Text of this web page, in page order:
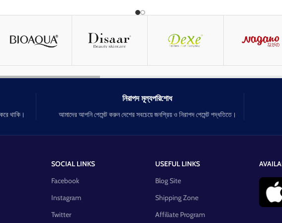
ফর্সা ও উজ্জ্বল করে।
সুর্যের ক্ষতিকারক রশ্নি থেকে ত্বককে বাচায়।
ত্বক কে করবে লাবণ্যময়।
থাকি।
নিরাপদ মূল্যপরিশোধ
আমাদের আপনি পেমেন্ট করুন দেশের সবচেয়ে জনপ্রিয় ও নিরাপদ পেমেন্ট পদ্ধতিতে।
SOCIAL LINKS
Facebook
Instagram
Twitter
USEFUL LINKS
Blog Site
Shipping Zone
Affiliate Program